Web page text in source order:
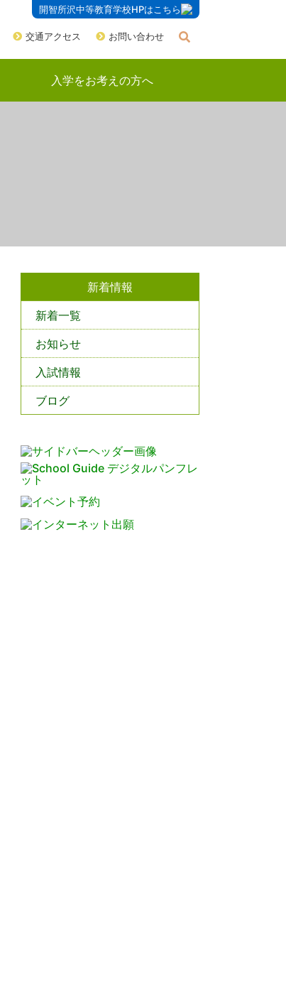
開智所沢中等教育学校HPはこちら
交通アクセス お問い合わせ
入学をお考えの方へ
新着情報
新着一覧
お知らせ
入試情報
ブログ